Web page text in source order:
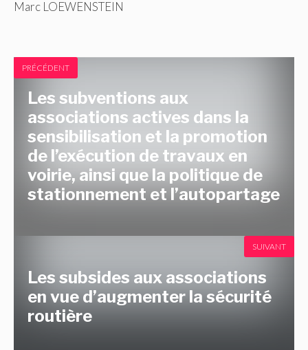
Marc LOEWENSTEIN
PRÉCÉDENT
Les subventions aux
associations actives dans la
sensibilisation et la promotion
de l’exécution de travaux en
voirie, ainsi que la politique de
stationnement et l’autopartage
Les subsides aux associations
en vue d’augmenter la sécurité
routière
SUIVANT